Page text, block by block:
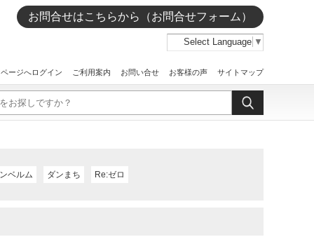
お問合せはこちらから（お問合せフォーム）
Select Language ▼
ージへログイン ご利用案内 お問い合せ お客様の声 サイトマップ
ベルム ダンまち Re:ゼロ